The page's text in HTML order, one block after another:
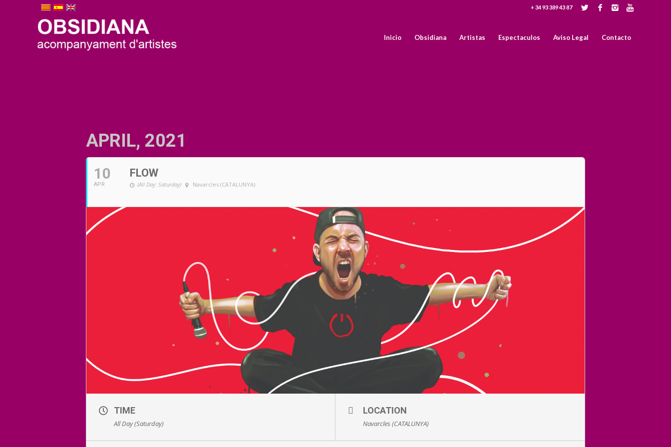
+ 34 93 389 43 87
Inicio Obsidiana Artistas Espectaculos Aviso Legal Contacto
APRIL, 2021
10
APR
FLOW
(All Day: Saturday) Navarcles (CATALUNYA)
TIME
All Day (Saturday)
LOCATION
Navarcles (CATALUNYA)